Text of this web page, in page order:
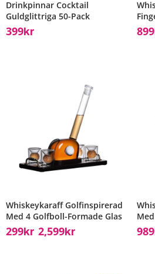
Drinkpinnar Cocktail
Guldglittriga 50-Pack
399Kr 899
Whiskeykaraff Golfinspirerad
Med 4 Golfboll-Formade Glas
299Kr 2,599Kr 989